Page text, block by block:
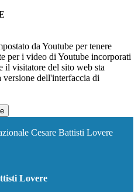
da Youtube per tenere
per i video di Youtube incorporati
il visitatore del sito web sta
dell'interfaccia di
Cesare Battisti Lovere
Lovere